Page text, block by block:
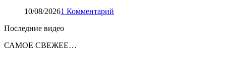
10/08/20261 Комментарий
Последние видео
САМОЕ СВЕЖЕЕ…